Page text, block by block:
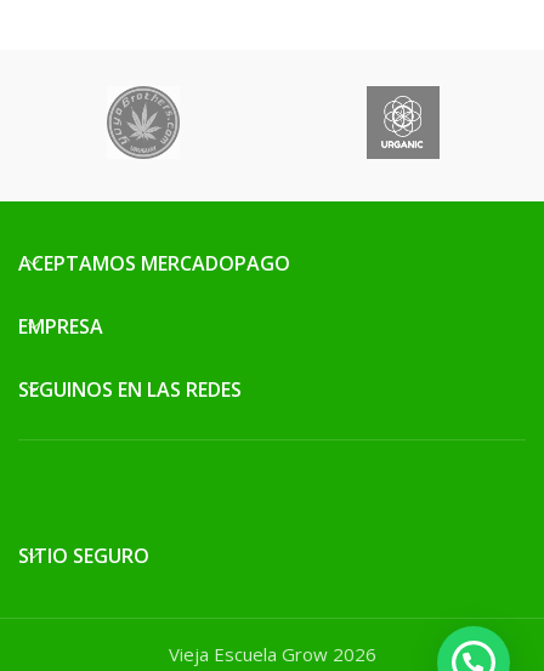
ACEPTAMOS MERCADOPAGO
EMPRESA
SEGUINOS EN LAS REDES
SITIO SEGURO
Vieja Escuela Grow 2026